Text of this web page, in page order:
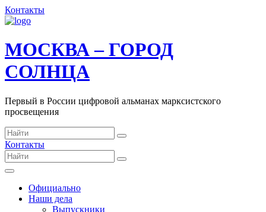
Контакты
МОСКВА – ГОРОД
СОЛНЦА
Первый в России цифровой альманах марксистского
просвещения
Контакты
Официально
Наши дела
Выпускники